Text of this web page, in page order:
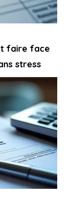
faire face
stress